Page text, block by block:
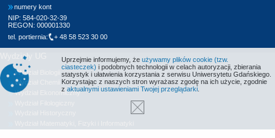
numery kont
NIP: 584-020-32-39
REGON: 000001330
tel. portiernia:
+ 48 58 523 30 00
Wydziały UG
Wydział Biologii
Wydział Chemii
Wydział Ekonomiczny
Uprzejmie informujemy, że używamy plików cookie (tzw.
ciasteczek) i podobnych technologii w celach autoryzacji, zbierania
statystyk i ułatwienia korzystania z serwisu Uniwersytetu Gdańskiego.
Korzystając z naszych stron wyrażasz zgodę na ich użycie, zgodnie
z aktualnymi ustawieniami Twojej przeglądarki